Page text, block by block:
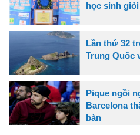
học sinh
Lần thứ 32
Trung Quốc
Pique ngồi
Barcelona
bàn